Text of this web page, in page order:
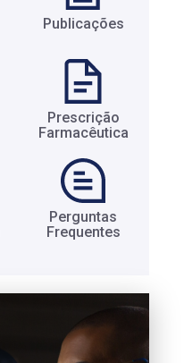
Publicações
Prescrição
Farmacêutica​
Perguntas
Frequentes​